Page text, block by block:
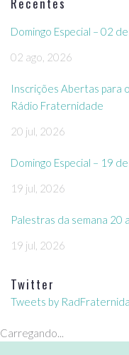
Domingo Especial – 02
02 ago, 2026
Inscrições Abertas para
Rádio Fraternidade
20 jul, 2026
Domingo Especial – 19
19 jul, 2026
Palestras da semana
19 jul, 2026
Twitter
Tweets by
Carregando...